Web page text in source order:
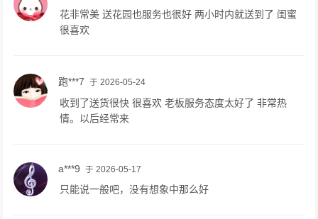
花非常美 送花园也服务也很好 两小时内就送到了 闺蜜
很喜欢
跑***7 于 2026-05-24
收到了送货很快 很喜欢 老板服务态度太好了 非常热
情。以后经常来
a***9 于 2026-05-17
只能说一般吧，没有想象中那么好